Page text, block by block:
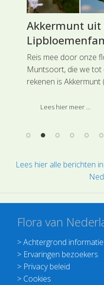
Akkermunt uit
Reis mee door onze
Muntsoort, die we tot
rekenen is Akkermunt
Lees hier meer ...
Lees hier alle berichten
Flora van
>Achtergrond informatie
> Ervaringen bezoekers
> Privacy beleid
> Cookies